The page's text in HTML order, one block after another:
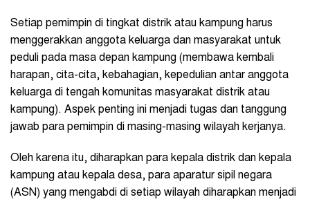
Setiap pemimpin di tingkat distrik atau kampung harus
menggerakkan anggota keluarga dan masyarakat untuk
peduli pada masa depan kampung (membawa kembali
harapan, cita-cita, kebahagian, kepedulian antar anggota
keluarga di tengah komunitas masyarakat distrik atau
kampung). Aspek penting ini menjadi tugas dan tanggung
jawab para pemimpin di masing-masing wilayah kerjanya.
Oleh karena itu, diharapkan para kepala distrik dan kepala
kampung atau kepala desa, para aparatur sipil negara
(ASN) yang mengabdi di setiap wilayah diharapkan menjadi